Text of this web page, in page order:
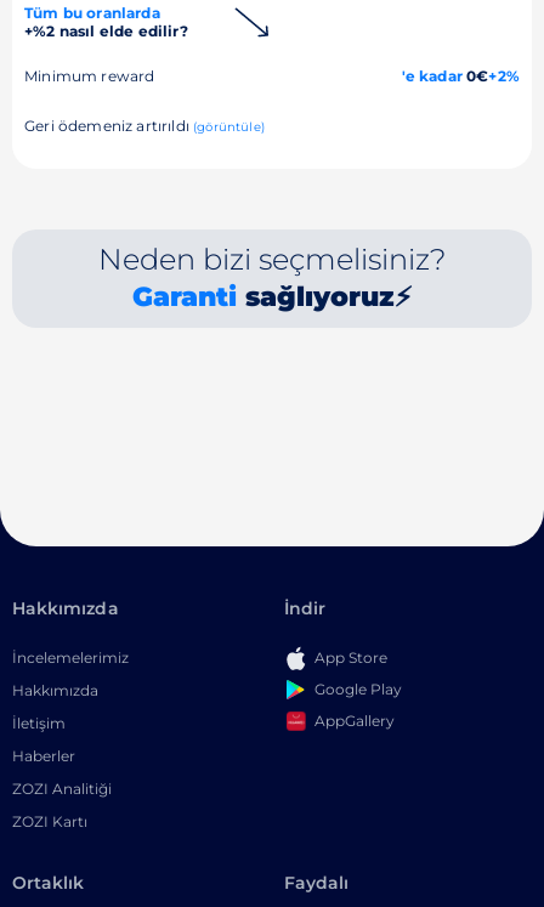
Tüm bu oranlarda
+%2 nasıl elde edilir?
Minimum reward 'e kadar0€+2%
Geri ödemeniz artırıldı (görüntüle)
Neden bizi seçmelisiniz?
Garanti sağlıyoruz⚡
Hakkımızda
İncelemelerimiz
Hakkımızda
İletişim
Haberler
ZOZI Analitiği
ZOZI Kartı
İndir
App Store
Google Play
AppGallery
Ortaklık Faydalı